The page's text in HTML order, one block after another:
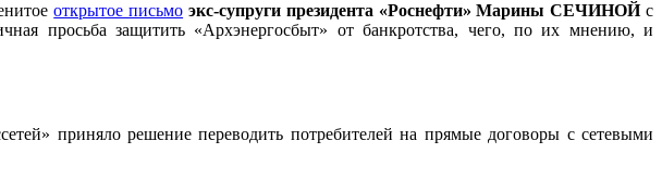
открытое письмо экс-супруги президента «Роснефти» Марины СЕЧИНОЙс
просьба защитить «Архэнергосбыт» от банкротства, чего, по их мнению, и
приняло решение переводить потребителей на прямые договоры с сетевыми